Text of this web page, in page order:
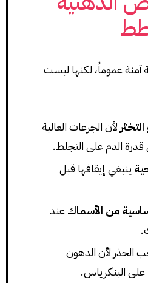
عموماً، لكنها ليست
لأن الجرعات العالية
ينبغي إيقافها قبل
من الأسماكعند
الحذر لأن الدهون
على البنكرياس.